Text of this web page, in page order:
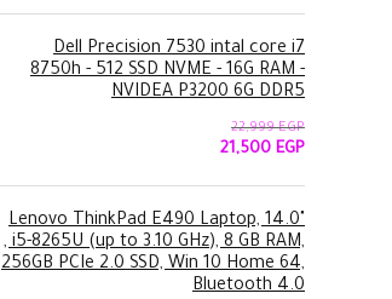
هو:
38,999 EGP.
هو:
37,500 EGP.
Dell Precision 7530 intal core i7
8750h - 512 SSD NVME - 16G RAM -
NVIDEA P3200 6G DDR5
22,999EGP
السعر
هو:
22,999 EGP.
21,500 EGP
السعر
هو:
21,500 EGP.
Lenovo ThinkPad E490 Laptop, 14.0"
, i5-8265U (up to 3.10 GHz), 8 GB RAM,
256GB PCIe 2.0 SSD, Win 10 Home 64,
Bluetooth 4.0